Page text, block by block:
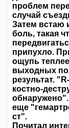
проблем
случай
Затем встаю
боль, такая
припухло.
ощупь
выходных
результат.
костно-
обнаружено".
еще
ст".
Почитал